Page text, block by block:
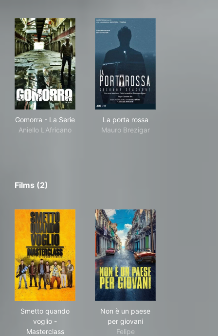
Gomorra - La Serie
Aniello L'Africano
La porta rossa
Mauro Brezigar
Films (2)
Smetto quando
voglio -
Masterclass
Non è un paese
per giovani
Felipe